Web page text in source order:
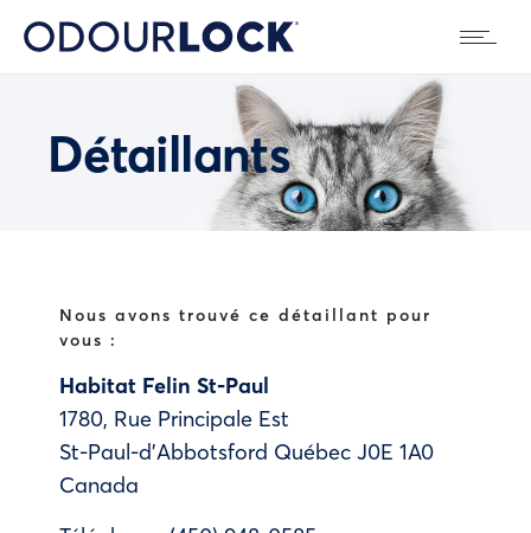
Détaillants
Nous avons trouvé ce détaillant pour
vous :
Habitat Felin St-Paul
1780, Rue Principale Est
St-Paul-d'Abbotsford Québec J0E 1A0
Canada